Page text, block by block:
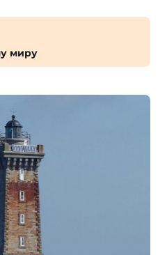
миру